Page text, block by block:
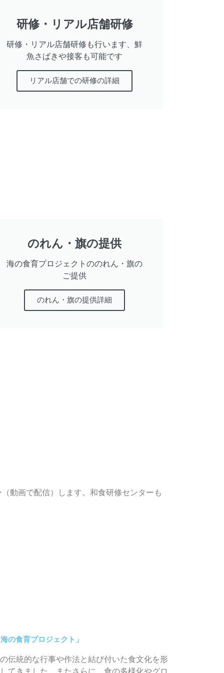
研修・リアル店舗研修
研修・リアル店舗研修も行います、鮮
魚さばきや接客も可能です
リアル店舗での研修の詳細
のれん・旗の提供
海の食育プロジェクトののれん・旗の
ご提供
のれん・旗の提供詳細
動画で配信）します。和食研修センターも
の食育プロジェクト」
伝統的な行事や作法と結び付いた食文化を形